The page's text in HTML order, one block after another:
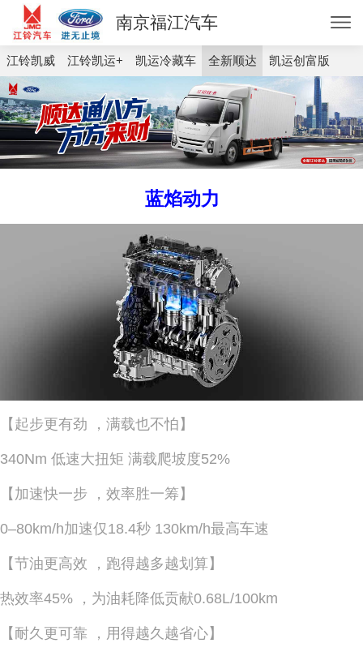
南京福江汽车
江铃凯威 江铃凯运+ 凯运冷藏车 全新顺达 凯运创富版
蓝焰动力
【起步更有劲 ，满载也不怕】
340Nm 低速大扭矩 满载爬坡度52%
【加速快一步 ，效率胜一筹】
0–80km/h加速仅18.4秒 130km/h最高车速
【节油更高效 ，跑得越多越划算】
热效率45% ，为油耗降低贡献0.68L/100km
【耐久更可靠 ，用得越久越省心】